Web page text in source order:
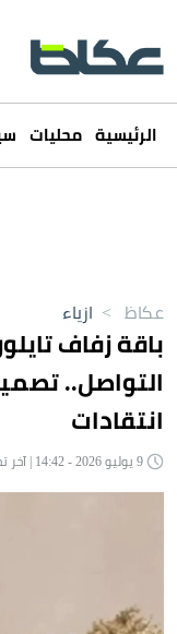
الرئيسية محليات
عكاظ > ازياء
باقة زفاف
التواصل..
انتقادات